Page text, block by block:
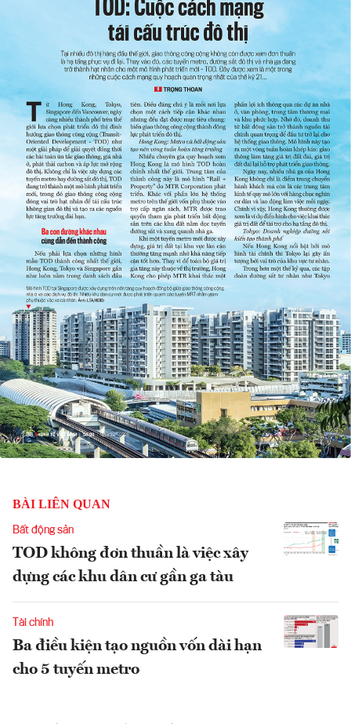
BÀI LIÊN QUAN
Bất động sản
TOD không đơn thuần là việc xây
dựng các khu dân cư gần ga tàu
Tài chính
Ba điều kiện tạo nguồn vốn dài hạn
cho 5 tuyến metro